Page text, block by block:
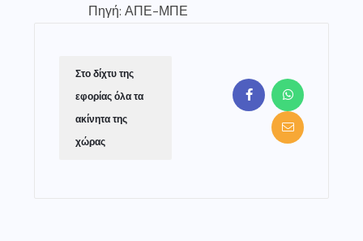
Πηγή: ΑΠΕ-ΜΠΕ
Στο δίχτυ της
εφορίας όλα τα
ακίνητα της
χώρας